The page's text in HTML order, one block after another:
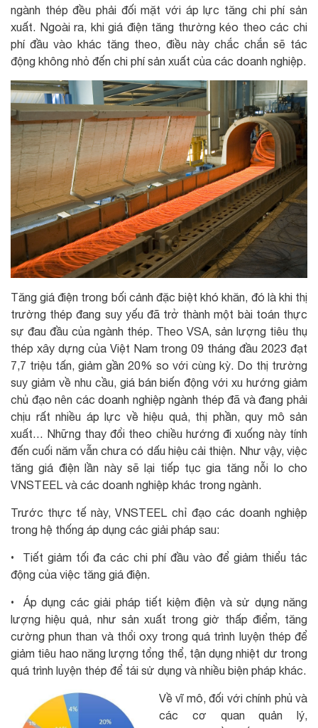
ngành thép đều phải đối mặt với áp lực tăng chi phí sản
xuất. Ngoài ra, khi giá điện tăng thường kéo theo các chi
phí đầu vào khác tăng theo, điều này chắc chắn sẽ tác
động không nhỏ đến chi phí sản xuất của các doanh nghiệp.
Tăng giá điện trong bối cảnh đặc biệt khó khăn, đó là khi thị
trường thép đang suy yếu đã trở thành một bài toán thực
sự đau đầu của ngành thép. Theo VSA, sản lượng tiêu thụ
thép xây dựng của Việt Nam trong 09 tháng đầu 2023 đạt
7,7 triệu tấn, giảm gần 20% so với cùng kỳ. Do thị trường
suy giảm về nhu cầu, giá bán biến động với xu hướng giảm
chủ đạo nên các doanh nghiệp ngành thép đã và đang phải
chịu rất nhiều áp lực về hiệu quả, thị phần, quy mô sản
xuất… Những thay đổi theo chiều hướng đi xuống này tính
đến cuối năm vẫn chưa có dấu hiệu cải thiện. Như vậy, việc
tăng giá điện lần này sẽ lại tiếp tục gia tăng nỗi lo cho
VNSTEEL và các doanh nghiệp khác trong ngành.
Trước thực tế này, VNSTEEL chỉ đạo các doanh nghiệp
trong hệ thống áp dụng các giải pháp sau:
• Tiết giảm tối đa các chi phí đầu vào để giảm thiểu tác
động của việc tăng giá điện.
• Áp dụng các giải pháp tiết kiệm điện và sử dụng năng
lượng hiệu quả, như sản xuất trong giờ thấp điểm, tăng
cường phun than và thổi oxy trong quá trình luyện thép để
giảm tiêu hao năng lượng tổng thể, tận dụng nhiệt dư trong
quá trình luyện thép để tái sử dụng và nhiều biện pháp khác.
Về vĩ mô, đối với chính phủ và
các cơ quan quản lý,